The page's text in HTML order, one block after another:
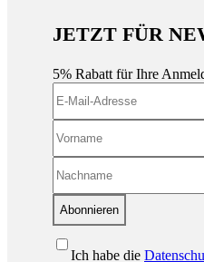
JETZT FÜR
5% Rabatt für Ihre
Abonnieren
Ich habe die